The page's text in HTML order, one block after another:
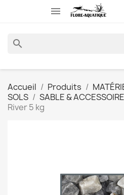

search
Accueil Produits
SOLS
SABLE &
River 5 kg